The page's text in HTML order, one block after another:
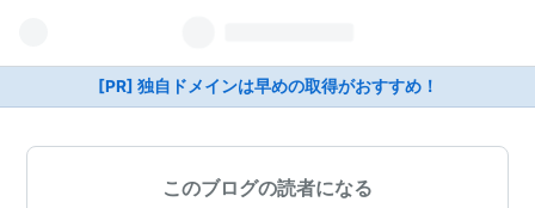
[PR] 独自ドメインは早めの取得がおすすめ！
このブログの読者になる